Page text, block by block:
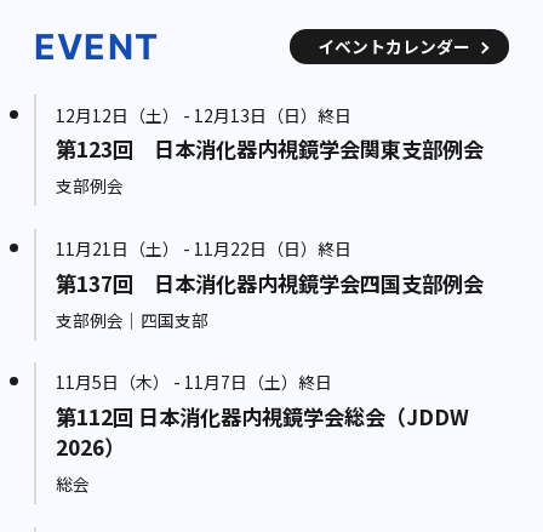
EVENT イベントカレンダー
12月12日（土） - 12月13日（日）終日
第123回 日本消化器内視鏡学会関東支部例会
支部例会
11月21日（土） - 11月22日（日）終日
第137回 日本消化器内視鏡学会四国支部例会
支部例会｜四国支部
11月5日（木） - 11月7日（土）終日
第112回 日本消化器内視鏡学会総会（JDDW
2026）
総会